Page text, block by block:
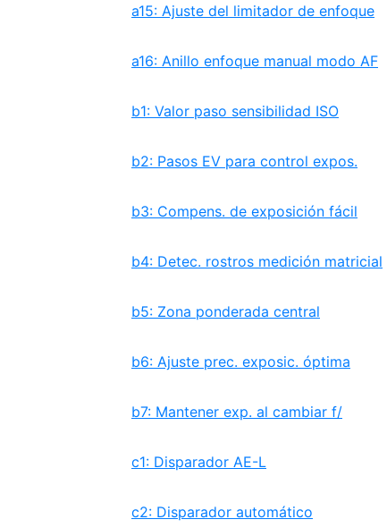
a15: Ajuste del limitador de enfoque
a16: Anillo enfoque manual modo AF
b1: Valor paso sensibilidad ISO
b2: Pasos EV para control expos.
b3: Compens. de exposición fácil
b4: Detec. rostros medición matricial
b5: Zona ponderada central
b6: Ajuste prec. exposic. óptima
b7: Mantener exp. al cambiar f/
c1: Disparador AE-L
c2: Disparador automático